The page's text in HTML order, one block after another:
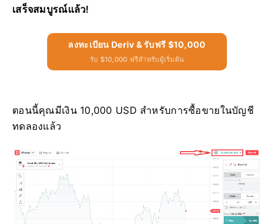
เสร็จสมบูรณ์แล้ว!
ลงทะเบียน Deriv & รับฟรี $10,000
รับ $10,000 ฟรีสำหรับผู้เริ่มต้น
ตอนนี้คุณมีเงิน 10,000 USD สำหรับการซื้อขายในบัญชี
ทดลองแล้ว